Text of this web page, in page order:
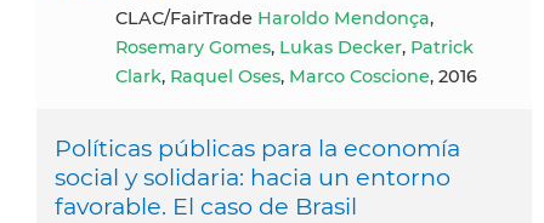
CLAC/FairTrade Haroldo Mendonça,
Rosemary Gomes, Lukas Decker, Patrick
Clark, Raquel Oses, Marco Coscione, 2016
Políticas públicas para la economía
social y solidaria: hacia un entorno
favorable. El caso de Brasil